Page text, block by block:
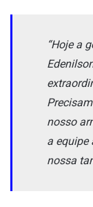
“Hoje a
nosso
a equipe
nossa